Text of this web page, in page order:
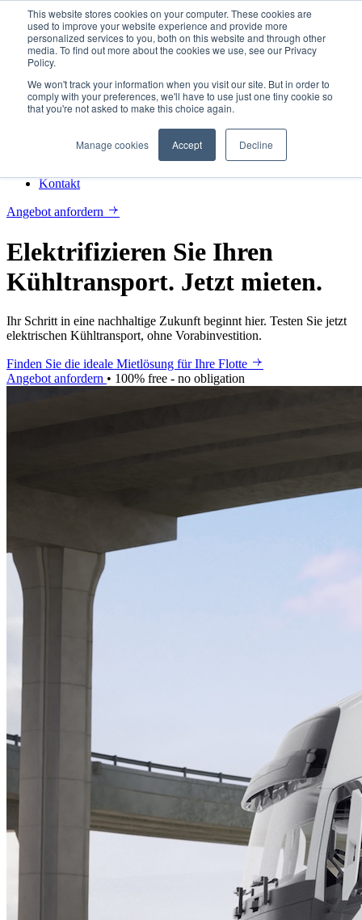
This website stores cookies on your computer. These cookies are
used to improve your website experience and provide more
personalized services to you, both on this website and through other
media. To find out more about the cookies we use, see our Privacy
Policy.
We won't track your information when you visit our site. But in order to
comply with your preferences, we'll have to use just one tiny cookie so
that you're not asked to make this choice again.
Manage cookies Accept Decline
Elektrifizierung erleben
Deutsch
EnglishDeutsch EspañolFrançaisItalianoNederlandsPolski
Svenska
Willkommen
Kontakt
Angebot anfordern
Elektrifizieren Sie Ihren
Kühltransport. Jetzt mieten.
Ihr Schritt in eine nachhaltige Zukunft beginnt hier. Testen Sie jetzt
elektrischen Kühltransport, ohne Vorabinvestition.
Finden Sie die ideale Mietlösung für Ihre Flotte
Angebot anfordern • 100% free - no obligation